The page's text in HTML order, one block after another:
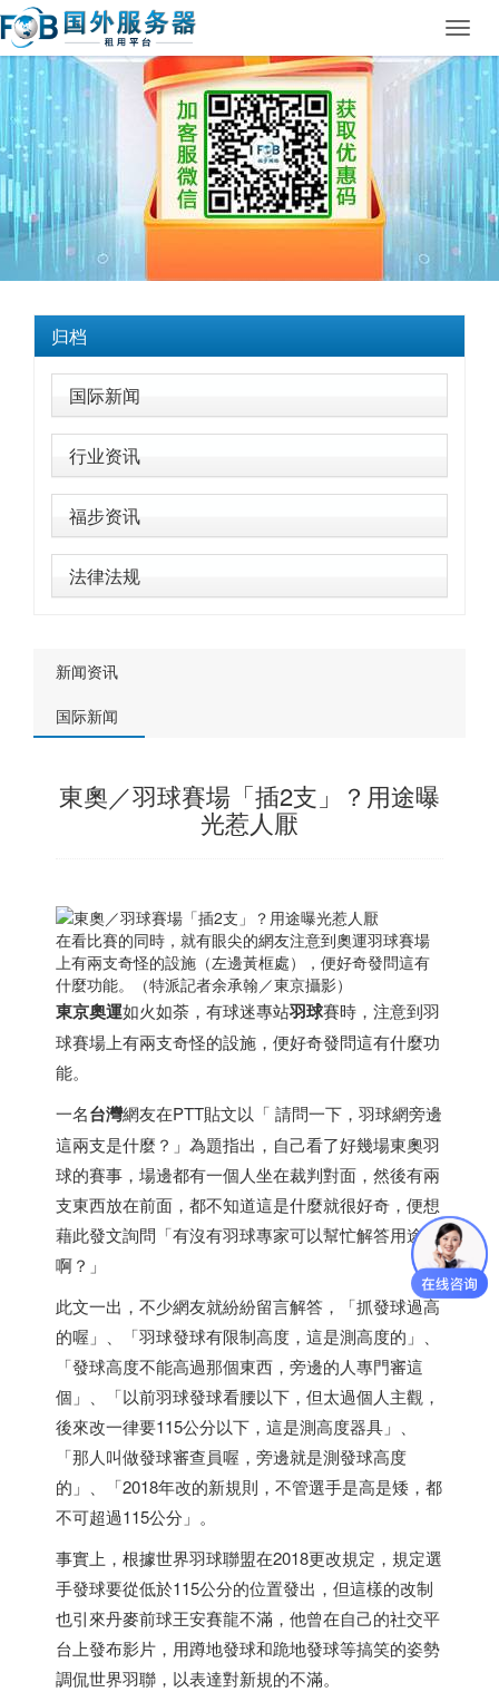
归档
国际新闻
行业资讯
福步资讯
法律法规
新闻资讯
国际新闻
東奧／羽球賽場「插2支」？用途曝
光惹人厭
在看比賽的同時，就有眼尖的網友注意到奧運羽球賽場
上有兩支奇怪的設施（左邊黃框處），便好奇發問這有
什麼功能。（特派記者余承翰／東京攝影）
東京奧運如火如荼，有球迷專站羽球賽時，注意到羽
球賽場上有兩支奇怪的設施，便好奇發問這有什麼功
能。
一名台灣網友在PTT貼文以「 請問一下，羽球網旁邊
這兩支是什麼？」為題指出，自己看了好幾場東奧羽
球的賽事，場邊都有一個人坐在裁判對面，然後有兩
支東西放在前面，都不知道這是什麼就很好奇，便想
藉此發文詢問「有沒有羽球專家可以幫忙解答用途
啊？」
此文一出，不少網友就紛紛留言解答，「抓發球過高
的喔」、「羽球發球有限制高度，這是測高度的」、
「發球高度不能高過那個東西，旁邊的人專門審這
個」、「以前羽球發球看腰以下，但太過個人主觀，
後來改一律要115公分以下，這是測高度器具」、
「那人叫做發球審查員喔，旁邊就是測發球高度
的」、「2018年改的新規則，不管選手是高是矮，都
不可超過115公分」。
事實上，根據世界羽球聯盟在2018更改規定，規定選
手發球要從低於115公分的位置發出，但這樣的改制
也引來丹麥前球王安賽龍不滿，他曾在自己的社交平
台上發布影片，用蹲地發球和跪地發球等搞笑的姿勢
調侃世界羽聯，以表達對新規的不滿。